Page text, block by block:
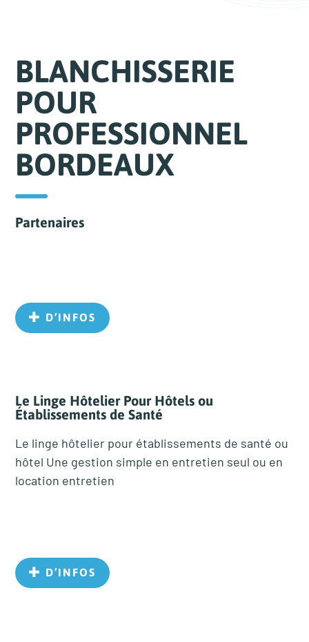
BLANCHISSERIE
POUR
PROFESSIONNEL
BORDEAUX
Partenaires
D’INFOS
Le Linge Hôtelier Pour Hôtels ou
Établissements de Santé
Le linge hôtelier pour établissements de santé ou
hôtel Une gestion simple en entretien seul ou en
location entretien
D’INFOS